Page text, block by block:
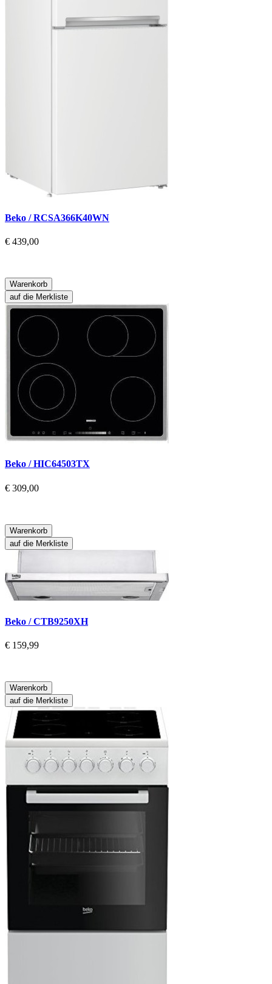
Beko / RCSA366K40WN
€ 439,00
Warenkorb
auf die Merkliste
Beko / HIC64503TX
€ 309,00
Warenkorb
auf die Merkliste
Beko / CTB9250XH
€ 159,99
Warenkorb
auf die Merkliste